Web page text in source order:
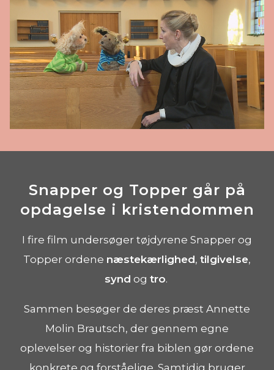
Snapper og Topper går på
opdagelse i kristendommen
I fire film undersøger tøjdyrene Snapper og
Topper ordene næstekærlighed, tilgivelse,
synd og tro.
Sammen besøger de deres præst Annette
Molin Brautsch, der gennem egne
oplevelser og historier fra biblen gør ordene